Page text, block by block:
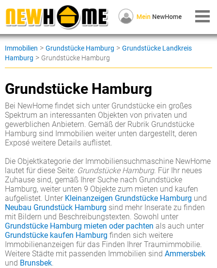
Immobilien > Grundstücke Hamburg > Grundstücke Landkreis
Hamburg > Grundstücke Hamburg
Grundstücke Hamburg
Bei NewHome findet sich unter Grundstücke ein großes
Spektrum an interessanten Objekten von privaten und
gewerblichen Anbietern. Gemäß der Rubrik Grundstücke
Hamburg sind Immobilien weiter unten dargestellt, deren
Exposé weitere Details auflistet.
Die Objektkategorie der Immobiliensuchmaschine NewHome
lautet für diese Seite: Grundstücke Hamburg. Für Ihr neues
Zuhause sind, gemäß Ihrer Suche nach Grundstücke
Hamburg, weiter unten 9 Objekte zum mieten und kaufen
aufgelistet. Unter Kleinanzeigen Grundstücke Hamburg und
Neubau Grundstück Hamburg sind mehr Inserate zu finden
mit Bildern und Beschreibungstexten. Sowohl unter
Grundstücke Hamburg mieten oder pachten als auch unter
Grundstücke kaufen Hamburg finden sich weitere
Immobilienanzeigen für das Finden Ihrer Traumimmobilie.
Weitere Städte mit passenden Immobilien sind Ammersbek
und Brunsbek.